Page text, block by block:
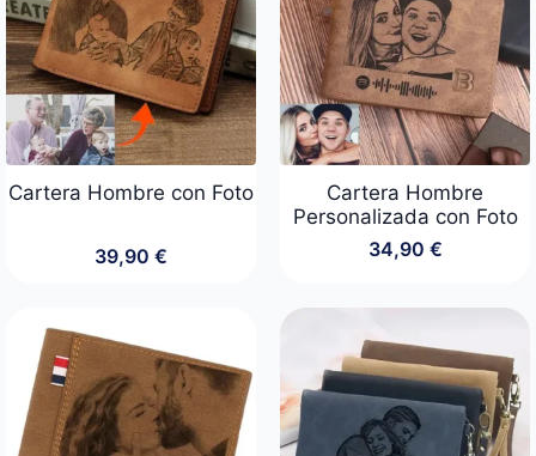
Cartera Hombre con Foto
39,90 €
Cartera Hombre
Personalizada con Foto
34,90 €